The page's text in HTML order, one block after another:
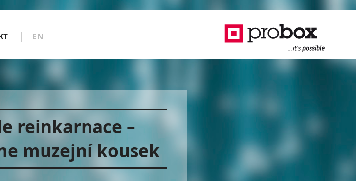
EN
reinkarnace –
muzejní kousek